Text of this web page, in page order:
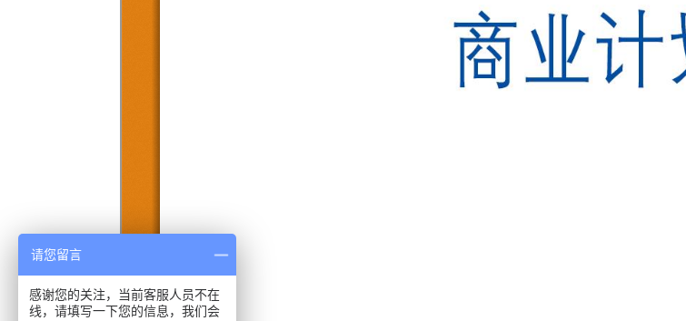
请您留言
感谢您的关注，当前客服人员不在
线，请填写一下您的信息，我们会